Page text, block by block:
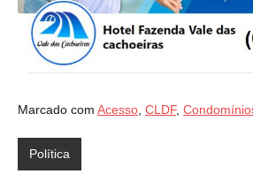
Marcado com Acesso CLDF,
Política